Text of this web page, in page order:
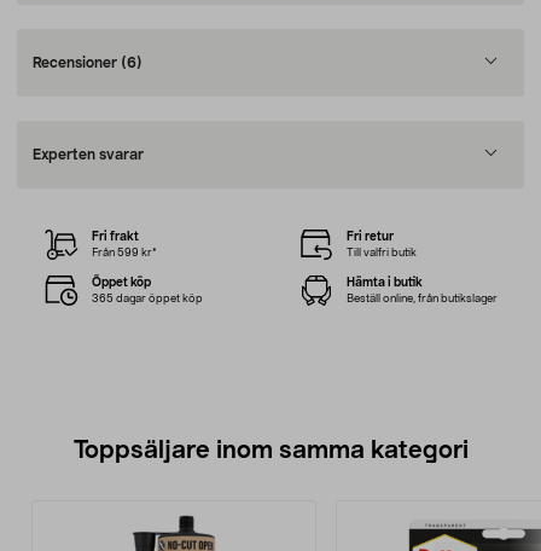
Recensioner (6)
Experten svarar
Fri frakt
Från 599 kr*
Fri retur
Till valfri butik
Öppet köp
365 dagar öppet köp
Hämta i butik
Beställ online, från butikslager
Toppsäljare inom samma kategori